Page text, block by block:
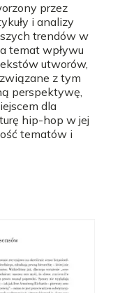
przez
i analizy
trendów w
temat wpływu
utworów,
z tym
perspektywę,
dla
hip-hop w jej
tematów i